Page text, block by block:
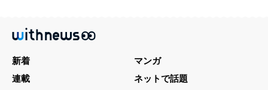
新着
マンガ
連載
ネットで話題